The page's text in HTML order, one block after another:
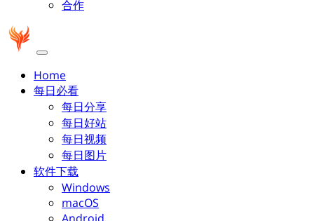
合作
Home
每日必看
每日分享
每日好站
每日视频
每日图片
软件下载
Windows
macOS